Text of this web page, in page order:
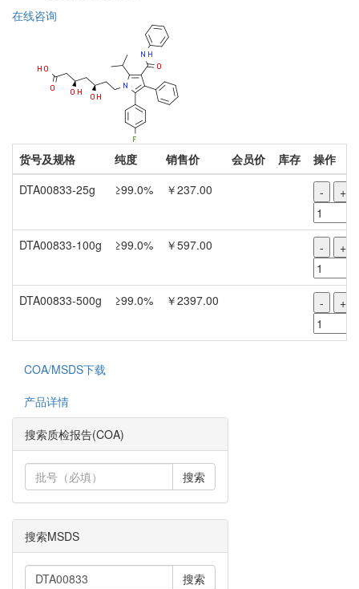
在线咨询
货号及规格 纯度 销售价 会员价 库存
操作
DTA00833-25g
≥99.0% ￥237.00 - +
DTA00833-100g ≥99.0% ￥597.00 - +
DTA00833-500g ≥99.0% ￥2397.00 - +
COA/MSDS下载
产品详情
搜索质检报告(COA)
搜索
搜索MSDS
搜索